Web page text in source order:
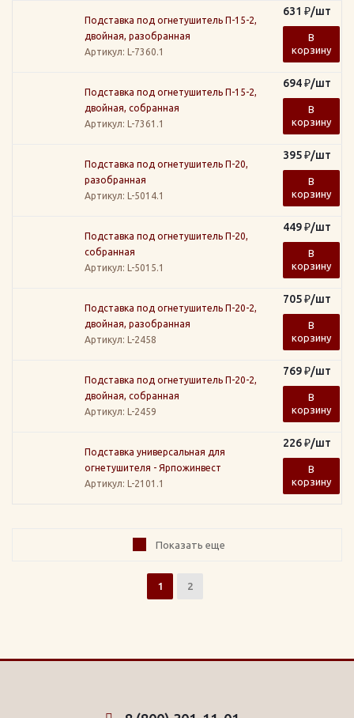
Подставка под огнетушитель П-15-2,
двойная, разобранная
Артикул: L-7360.1
631 ₽/шт
В
корзину
Подставка под огнетушитель П-15-2,
двойная, собранная
Артикул: L-7361.1
694₽/шт
В
корзину
Подставка под огнетушитель П-20,
разобранная
Артикул: L-5014.1
395₽/шт
В
корзину
Подставка под огнетушитель П-20,
собранная
Артикул: L-5015.1
449₽/шт
В
корзину
Подставка под огнетушитель П-20-2,
двойная, разобранная
Артикул: L-2458
705₽/шт
В
корзину
Подставка под огнетушитель П-20-2,
двойная, собранная
Артикул: L-2459
769₽/шт
В
корзину
Подставка универсальная для
огнетушителя - Ярпожинвест
Артикул: L-2101.1
226₽/шт
В
корзину
Показать еще
1 2